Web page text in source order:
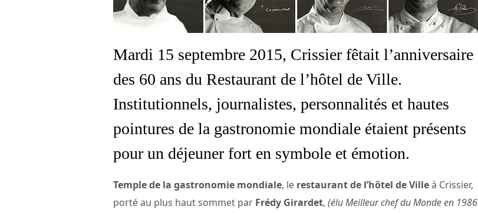
Mardi 15 septembre 2015, Crissier fêtait l’anniversaire
des 60 ans du Restaurant de l’hôtel de Ville.
Institutionnels, journalistes, personnalités et hautes
pointures de la gastronomie mondiale étaient présents
pour un déjeuner fort en symbole et émotion.
Temple de la gastronomie mondiale, le restaurant de l’hôtel de Villeà Crissier,
porté au plus haut sommet par Frédy Girardet, (élu Meilleur chef du Monde en 1986